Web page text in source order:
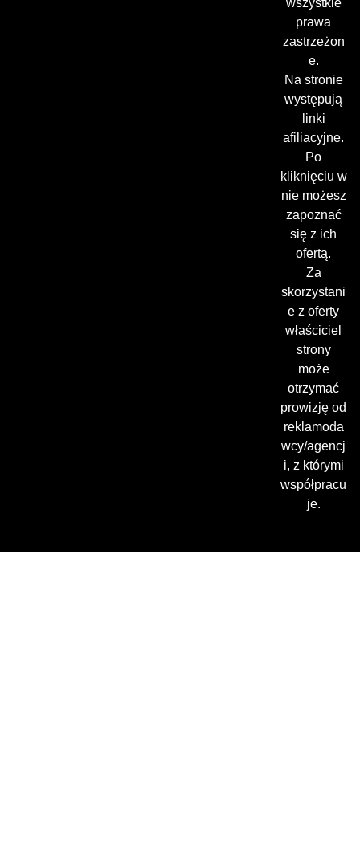
prawa
zastrzeżon
e.
Na stronie
występują
linki
afiliacyjne.
Po
kliknięciu w
nie możesz
zapoznać
się z ich
ofertą.
Za
skorzystani
e z oferty
właściciel
strony
może
otrzymać
prowizję od
reklamoda
wcy/agencj
i, z którymi
współpracu
je.